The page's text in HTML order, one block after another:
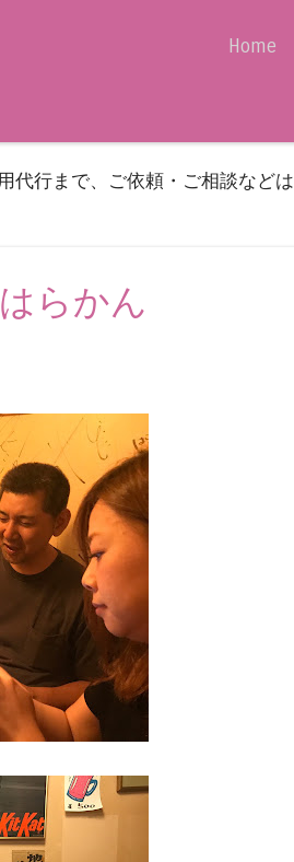
Home
代行まで、ご依頼・ご相談などは
らかん